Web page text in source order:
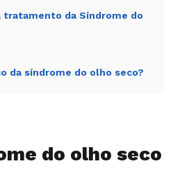
tratamento da Síndrome do
da síndrome do olho seco?
do olho seco